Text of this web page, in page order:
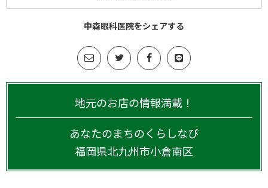
中森眼科医院をシェアする
地元のお店の情報満載！
あなたのまちのくらしなび
福岡県北九州市小倉南区